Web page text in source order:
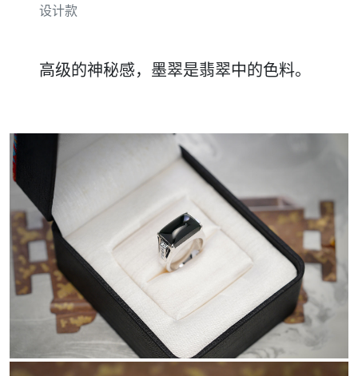
设计款
高级的神秘感，墨翠是翡翠中的色料。